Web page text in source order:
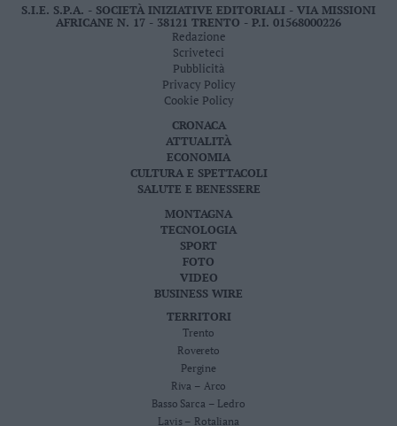
S.I.E. S.P.A. - SOCIETÀ INIZIATIVE EDITORIALI - VIA MISSIONI
AFRICANE N. 17 - 38121 TRENTO - P.I. 01568000226
Redazione
Scriveteci
Pubblicità
Privacy Policy
Cookie Policy
CRONACA
ATTUALITÀ
ECONOMIA
CULTURA E SPETTACOLI
SALUTE E BENESSERE
MONTAGNA
TECNOLOGIA
SPORT
FOTO
VIDEO
BUSINESS WIRE
TERRITORI
Trento
Rovereto
Pergine
Riva – Arco
Basso Sarca – Ledro
Lavis – Rotaliana